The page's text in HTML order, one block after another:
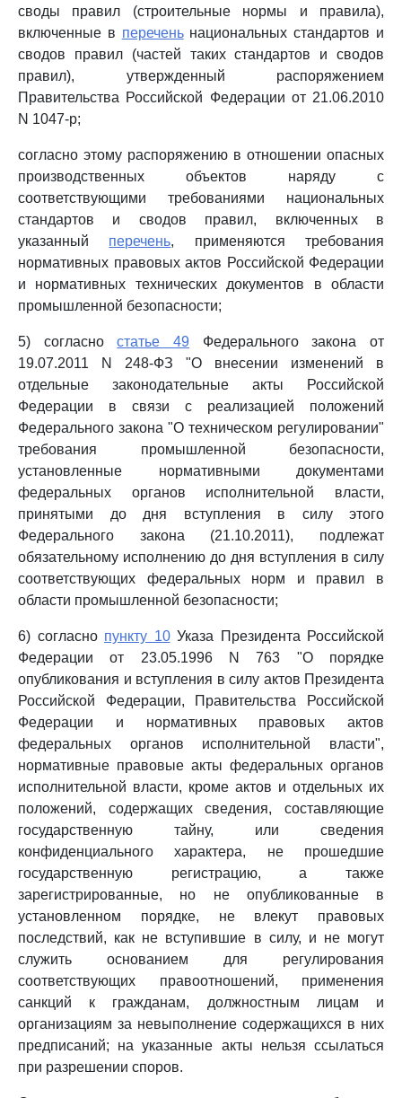
своды правил (строительные нормы и правила),
включенные в переченьнациональных стандартов и
сводов правил (частей таких стандартов и сводов
правил), утвержденный распоряжением
Правительства Российской Федерации от 21.06.2010
N 1047-р;
согласно этому распоряжению в отношении опасных
производственных объектов наряду с
соответствующими требованиями национальных
стандартов и сводов правил, включенных в
указанный перечень, применяются требования
нормативных правовых актов Российской Федерации
и нормативных технических документов в области
промышленной безопасности;
5) согласностатье 49 Федерального закона от
19.07.2011 N 248-ФЗ "О внесении изменений в
отдельные законодательные акты Российской
Федерации в связи с реализацией положений
Федерального закона "О техническом регулировании"
требования промышленной безопасности,
установленные нормативными документами
федеральных органов исполнительной власти,
принятыми до дня вступления в силу этого
Федерального закона (21.10.2011), подлежат
обязательному исполнению до дня вступления в силу
соответствующих федеральных норм и правил в
области промышленной безопасности;
6) согласно пункту 10Указа Президента Российской
Федерации от 23.05.1996 N 763 "О порядке
опубликования и вступления в силу актов Президента
Российской Федерации, Правительства Российской
Федерации и нормативных правовых актов
федеральных органов исполнительной власти",
нормативные правовые акты федеральных органов
исполнительной власти, кроме актов и отдельных их
положений, содержащих сведения, составляющие
государственную тайну, или сведения
конфиденциального характера, не прошедшие
государственную регистрацию, а также
зарегистрированные, но не опубликованные в
установленном порядке, не влекут правовых
последствий, как не вступившие в силу, и не могут
служить основанием для регулирования
соответствующих правоотношений, применения
санкций к гражданам, должностным лицам и
организациям за невыполнение содержащихся в них
предписаний; на указанные акты нельзя ссылаться
при разрешении споров.